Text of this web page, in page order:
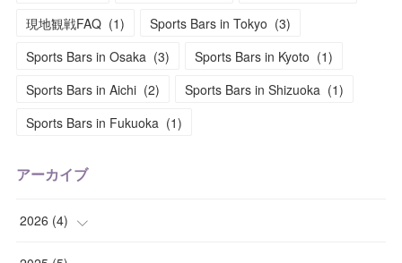
現地観戦FAQ (1) Sports Bars in Tokyo (3)
Sports Bars in Osaka (3) Sports Bars in Kyoto (1)
Sports Bars in Aichi (2) Sports Bars in Shizuoka (1)
Sports Bars in Fukuoka (1)
アーカイブ
2026 (4)